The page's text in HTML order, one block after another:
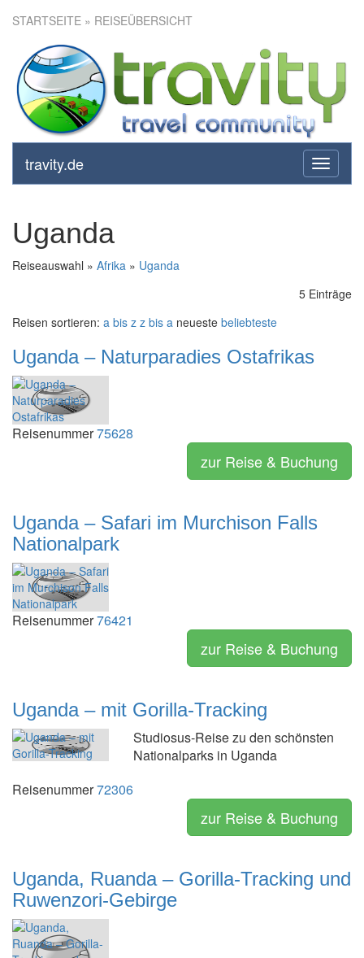
STARTSEITE » REISEÜBERSICHT
toggle
travity.de
Uganda
Reiseauswahl » Afrika » Uganda
5 Einträge
Reisen sortieren: a bis z z bis a neueste beliebteste
Uganda – Naturparadies Ostafrikas
Reisenummer75628
zur Reise & Buchung
Uganda – Safari im Murchison Falls
Nationalpark
Reisenummer76421
zur Reise & Buchung
Uganda – mit Gorilla-Tracking
Studiosus-Reise zu den schönsten
Nationalparks in Uganda
Reisenummer72306
zur Reise & Buchung
Uganda, Ruanda – Gorilla-Tracking und
Ruwenzori-Gebirge